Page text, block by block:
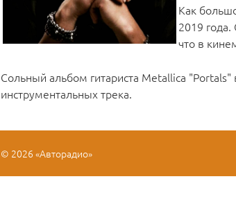
Как
2019
что в
Сольный альбом гитариста Metallica
инструментальных трека.
© 2026 «Авторадио»